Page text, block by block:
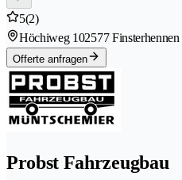
5(2)
Höchiweg 102577 Finsterhennen
Offerte anfragen
Probst Fahrzeugbau